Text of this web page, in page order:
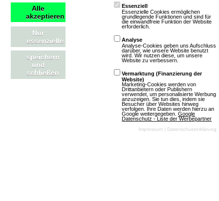
deinen Charakter weiter zu entwickeln sowie Gold
und Ausrüstung zu sammeln um dich auf die
Kämpfe gegen andere Spieler
vorzubereiten.Vielfältige Spezialaufträge bieten
Abwechslung und sorgen dafür, dass man nicht
immer nur die gleichen monotonen Handgriffe
durchführ…
Alle
akzeptieren
Nur
essenzielle
speichern
und
schließen
Essenziell
Essenzielle Cookies ermöglichen
grundlegende Funktionen und sind für
die einwandfreie Funktion der Website
erforderlich.
Analyse
Analyse-Cookies geben uns Aufschluss
darüber, wie unsere Website benutzt
wird. Wir nutzen diese, um unsere
Website zu verbessern.
Vermarktung (Finanzierung der
Website)
Marketing-Cookies werden von
Drittanbietern oder Publishern
verwendet, um personalisierte Werbung
anzuzeigen. Sie tun dies, indem sie
Besucher über Websites hinweg
verfolgen. Ihre Daten werden hierzu an
Google weitergegeben.Google
Datenschutz - Liste der Werbepartner
Impressum | Datenschutzerklärung